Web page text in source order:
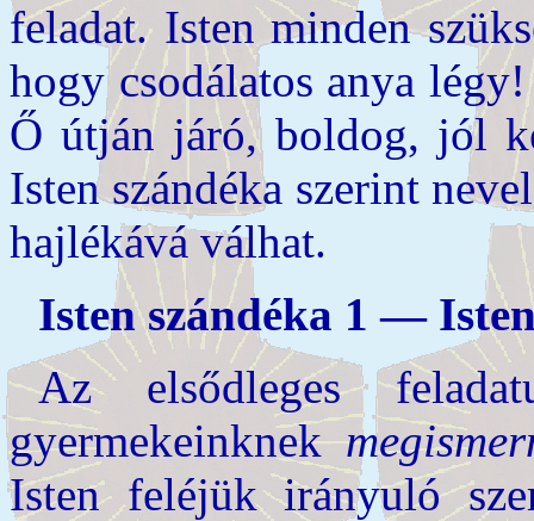
feladat. Isten minden
hogy csodálatos anya
Ő útján járó, boldog, jól
Isten szándéka szerint
hajlékává válhat.
Isten szándéka 1 —
Az elsődleges
gyermekeinknek
Isten feléjük irányuló